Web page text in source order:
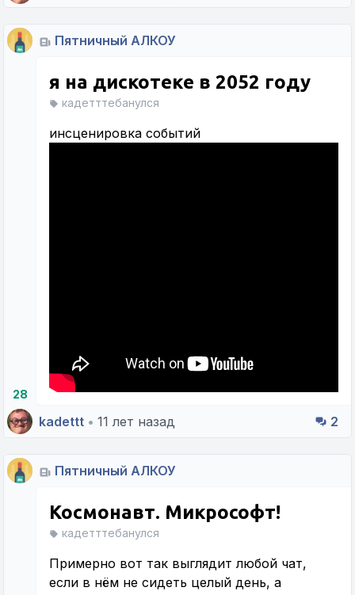
Пятничный АЛКОУ
28
я на дискотеке в 2052 году
кадетттебанулся
инсценировка событий
kadettt • 11 лет назад 2
Пятничный АЛКОУ
Космонавт. Микрософт!
кадетттебанулся
Примерно вот так выглядит любой чат,
если в нём не сидеть целый день, а